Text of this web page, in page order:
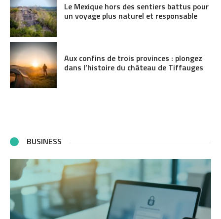
Le Mexique hors des sentiers battus pour
un voyage plus naturel et responsable
Aux confins de trois provinces : plongez
dans l’histoire du château de Tiffauges
BUSINESS